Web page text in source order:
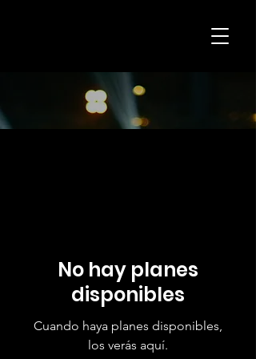
No hay planes
disponibles
Cuando haya planes disponibles,
los verás aquí.